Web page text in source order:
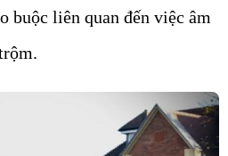
buộc liên quan đến việc âm